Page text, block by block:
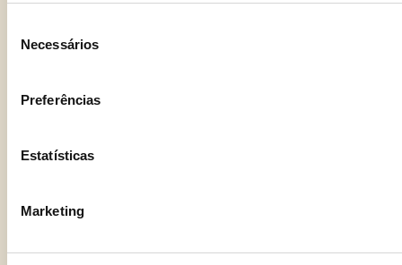
Necessários
Preferências
Estatísticas
Marketing